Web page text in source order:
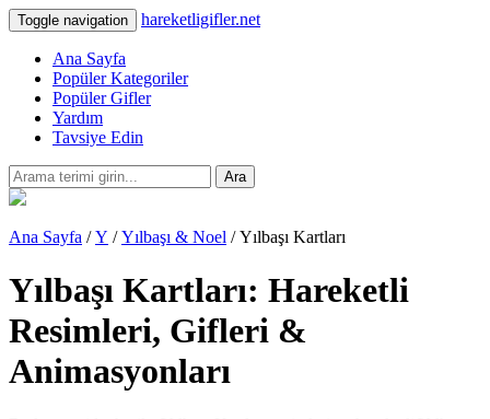
Toggle navigation hareketligifler.net
Ana Sayfa
Popüler Kategoriler
Popüler Gifler
Yardım
Tavsiye Edin
Ara
Ana Sayfa /Y /Yılbaşı & Noel / Yılbaşı Kartları
Yılbaşı Kartları: Hareketli
Resimleri, Gifleri &
Animasyonları